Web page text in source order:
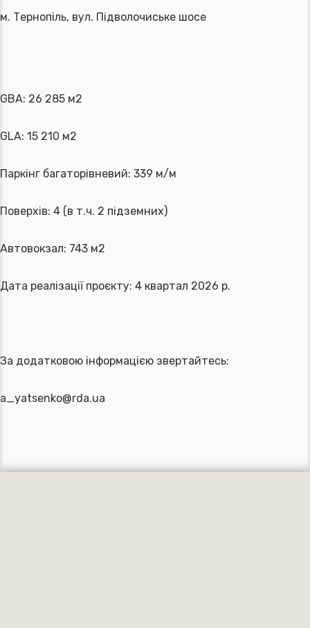
м. Тернопіль, вул. Підволочиське шосе
GBA: 26 285 м2
GLA: 15 210 м2
Паркінг багаторівневий: 339 м/м
Поверхів: 4 (в т.ч. 2 підземних)
Автовокзал: 743 м2
Дата реалізації проєкту: 4 квартал 2026 р.
За додатковою інформацією звертайтесь:
a_yatsenko@rda.ua